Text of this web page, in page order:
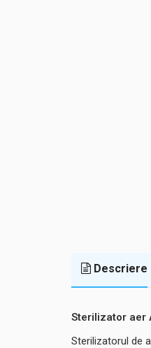
Descriere
Sterilizator aer
Sterilizatorul de